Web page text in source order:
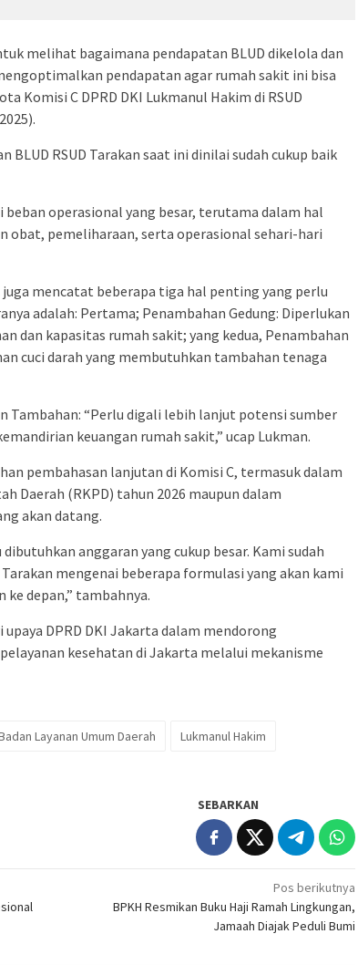
melihat bagaimana pendapatan BLUD dikelola dan
pendapatan agar rumah sakit ini bisa
Komisi C DPRD DKI Lukmanul Hakim di RSUD
BLUD RSUD Tarakan saat ini dinilai sudah cukup baik
operasional yang besar, terutama dalam hal
obat, pemeliharaan, serta operasional sehari-hari
mencatat beberapa tiga hal penting yang perlu
adalah: Pertama; Penambahan Gedung: Diperlukan
dan kapasitas rumah sakit; yang kedua, Penambahan
cuci darah yang membutuhkan tambahan tenaga
Tambahan: “Perlu digali lebih lanjut potensi sumber
keuangan rumah sakit,” ucap Lukman.
pembahasan lanjutan di Komisi C, termasuk dalam
Daerah (RKPD) tahun 2026 maupun dalam
akan datang.
anggaran yang cukup besar. Kami sudah
mengenai beberapa formulasi yang akan kami
depan,” tambahnya.
DPRD DKI Jakarta dalam mendorong
kesehatan di Jakarta melalui mekanisme
Layanan Umum Daerah
Lukmanul Hakim
SEBARKAN
Pos berikutnya
BPKH Resmikan Buku Haji Ramah Lingkungan,
Jamaah Diajak Peduli Bumi